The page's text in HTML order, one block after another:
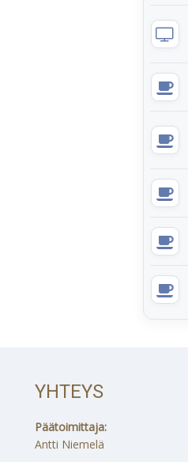
YHTEYS
Päätoimittaja:
Antti Niemelä